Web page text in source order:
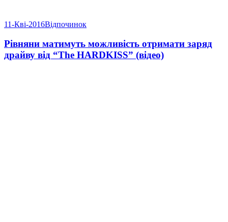
11-Кві-2016Відпочинок
Рівняни матимуть можливість отримати заряд
драйву від “The HARDKISS” (відео)